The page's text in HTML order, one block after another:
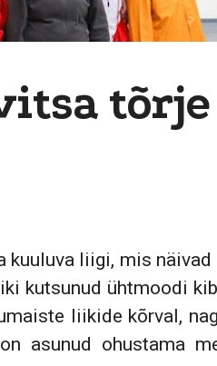
tõrje
kuuluva liigi, mis
kutsunud ühtmoodi
liikide kõrval,
asunud ohustama